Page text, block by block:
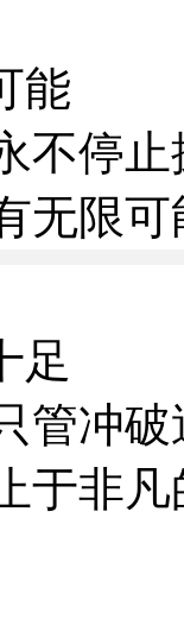
能
永不停
无限可
足
只管冲
于非